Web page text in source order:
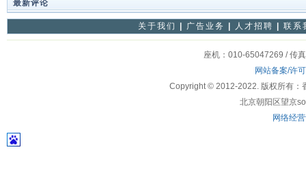
最新评论
关于我们 广告业务 人才招聘 联系
座机：010-65047269 / 传
网站备案/许
Copyright © 2012-2022. 版权所有：
北京朝阳区望京
网络经